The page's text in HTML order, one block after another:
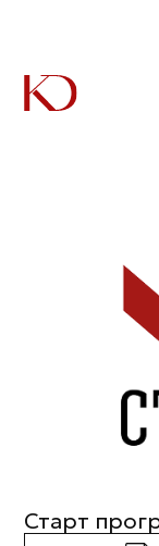
Главная/Школа дизайна
Старт